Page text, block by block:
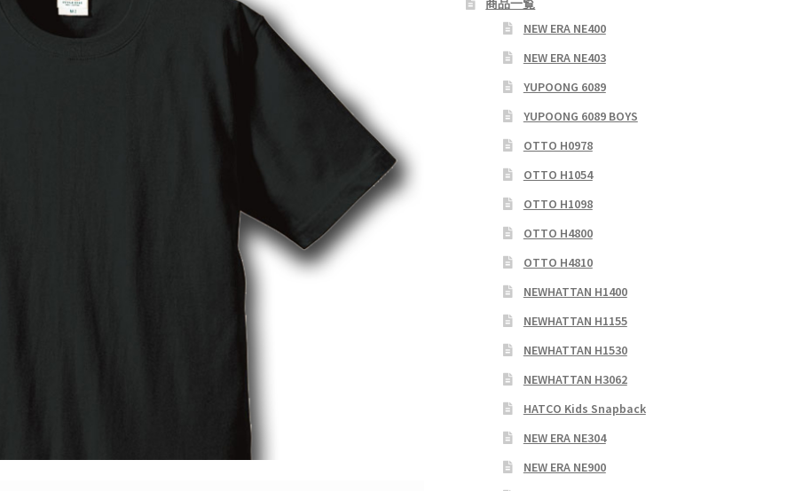
商品一覧
NEW ERA NE400
NEW ERA NE403
YUPOONG 6089
YUPOONG 6089 BOYS
OTTO H0978
OTTO H1054
OTTO H1098
OTTO H4800
OTTO H4810
NEWHATTAN H1400
NEWHATTAN H1155
NEWHATTAN H1530
NEWHATTAN H3062
HATCO Kids Snapback
NEW ERA NE304
NEW ERA NE900